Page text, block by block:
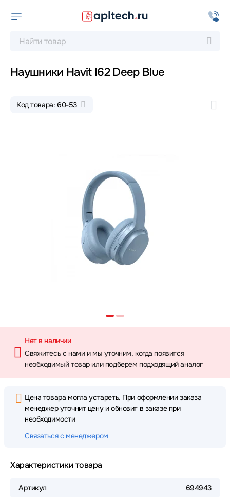
Наушники Havit I62 Deep Blue
Код товара: 60-53
Нет в наличии
Свяжитесь с нами и мы уточним, когда появится
необходимый товар или подберем подходящий аналог
Цена товара могла устареть. При оформлении заказа
менеджер уточнит цену и обновит в заказе при
необходимости
Связаться с менеджером
Характеристики товара
Артикул 694943